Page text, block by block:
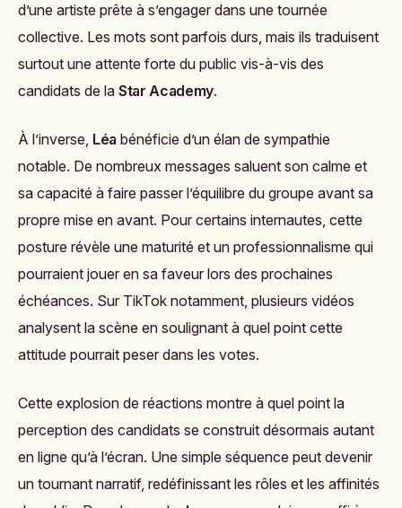
d’une artiste prête à s’engager dans une tournée
collective. Les mots sont parfois durs, mais ils traduisent
surtout une attente forte du public vis-à-vis des
candidats de la Star Academy.
À l’inverse, Léa bénéficie d’un élan de sympathie
notable. De nombreux messages saluent son calme et
sa capacité à faire passer l’équilibre du groupe avant sa
propre mise en avant. Pour certains internautes, cette
posture révèle une maturité et un professionnalisme qui
pourraient jouer en sa faveur lors des prochaines
échéances. Sur TikTok notamment, plusieurs vidéos
analysent la scène en soulignant à quel point cette
attitude pourrait peser dans les votes.
Cette explosion de réactions montre à quel point la
perception des candidats se construit désormais autant
en ligne qu’à l’écran. Une simple séquence peut devenir
un tournant narratif, redéfinissant les rôles et les affinités